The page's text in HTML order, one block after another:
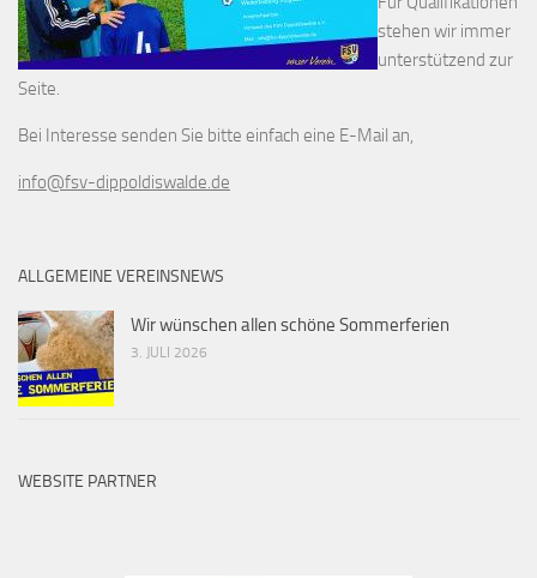
stehen wir immer
unterstützend zur
Seite.
Bei Interesse senden Sie bitte einfach eine E-Mail an,
info@fsv-dippoldiswalde.de
ALLGEMEINE VEREINSNEWS
Wir wünschen allen schöne Sommerferien
3. JULI 2026
WEBSITE PARTNER